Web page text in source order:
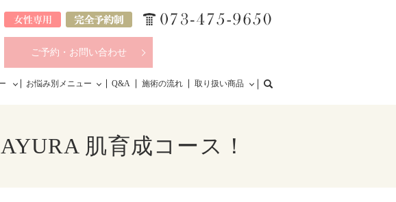
お悩み別メニュー Q&A 施術の流れ 取り扱い商品
ご予約・お問い合わせ
肌育成コース！